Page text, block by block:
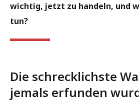
wichtig, jetzt zu handeln, und
tun?
Die schrecklichste
jemals erfunden